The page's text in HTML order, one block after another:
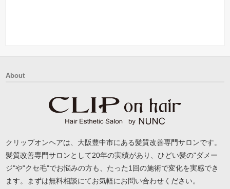
About
クリップオンヘアは、大阪豊中市にある髪質改善専門サロンです。
髪質改善専門サロンとして20年の実績があり、ひどい髪の"ダメー
ジ"や"クセ毛"でお悩みの方も、たった1回の施術で変化を実感でき
ます。まずは無料相談にてお気軽にお問い合わせください。